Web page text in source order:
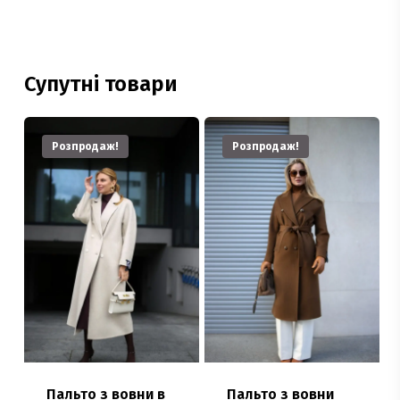
Супутні товари
Розпродаж!
Пальто з вовни в
Розпродаж!
Пальто з вовни